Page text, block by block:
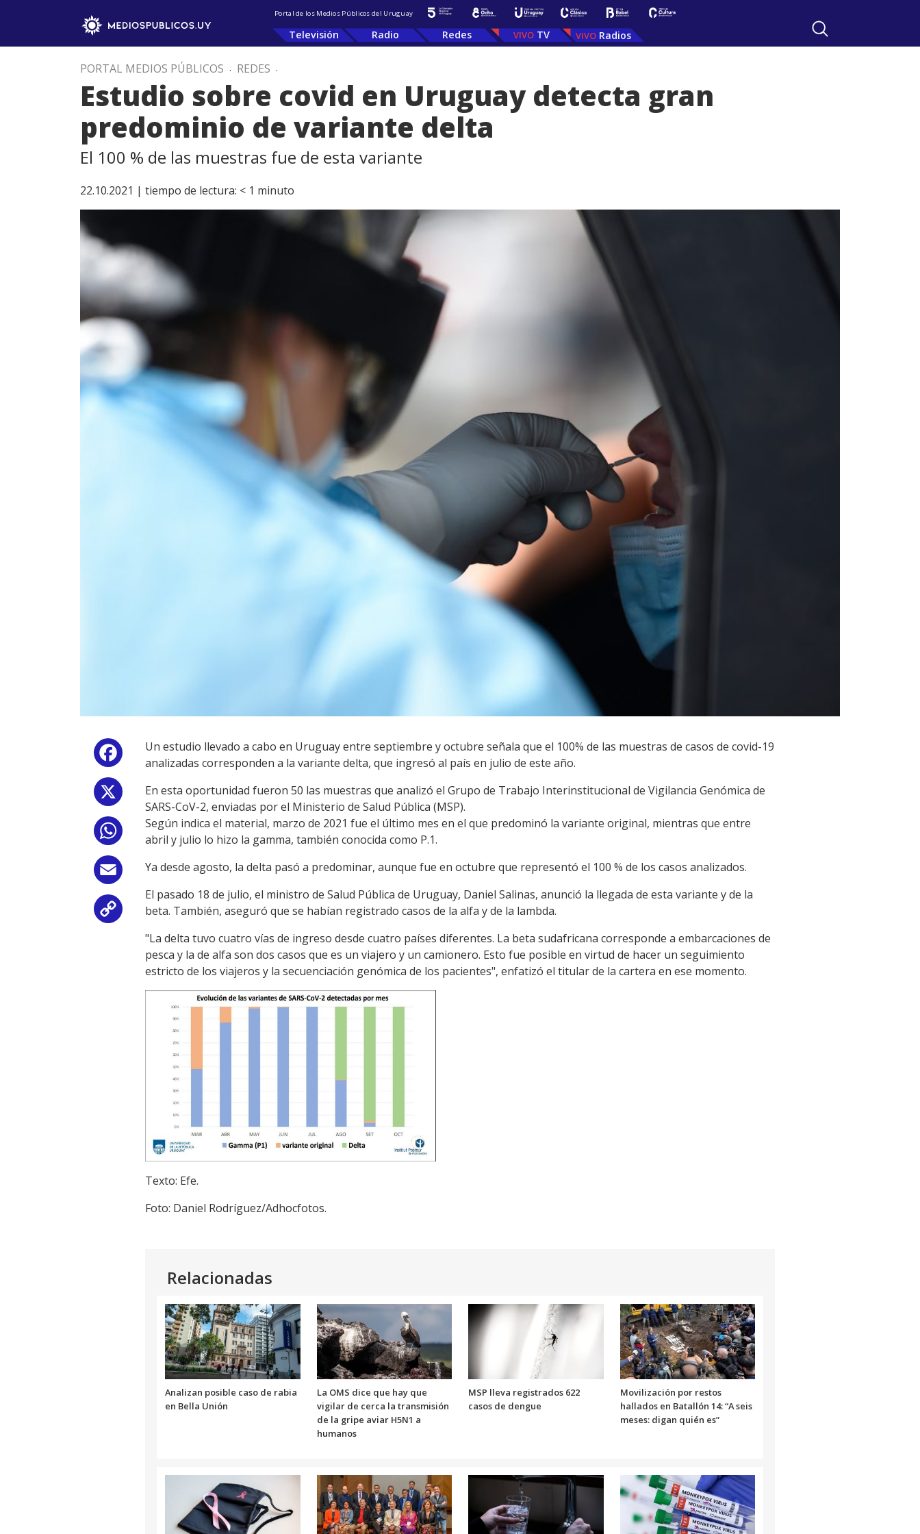
Portal de los Medios Públicos del Uruguay
Televisión Radio Redes TV Radios
PORTAL MEDIOS PÚBLICOS . REDES .
Estudio sobre covid en Uruguay detecta gran
predominio de variante delta
El 100 % de las muestras fue de esta variante
22.10.2021 | tiempo de lectura: < 1 minuto
Facebook
WhatsApp
Email
Copy
Link
Un estudio llevado a cabo en Uruguay entre septiembre y octubre señala que el 100% de las muestras de casos de covid-19
analizadas corresponden a la variante delta, que ingresó al país en julio de este año.
En esta oportunidad fueron 50 las muestras que analizó el Grupo de Trabajo Interinstitucional de Vigilancia Genómica de
SARS-CoV-2, enviadas por el Ministerio de Salud Pública (MSP).
Según indica el material, marzo de 2021 fue el último mes en el que predominó la variante original, mientras que entre
abril y julio lo hizo la gamma, también conocida como P.1.
Ya desde agosto, la delta pasó a predominar, aunque fue en octubre que representó el 100 % de los casos analizados.
El pasado 18 de julio, el ministro de Salud Pública de Uruguay, Daniel Salinas, anunció la llegada de esta variante y de la
beta. También, aseguró que se habían registrado casos de la alfa y de la lambda.
"La delta tuvo cuatro vías de ingreso desde cuatro países diferentes. La beta sudafricana corresponde a embarcaciones de
pesca y la de alfa son dos casos que es un viajero y un camionero. Esto fue posible en virtud de hacer un seguimiento
estricto de los viajeros y la secuenciación genómica de los pacientes", enfatizó el titular de la cartera en ese momento.
Texto: Efe.
Foto: Daniel Rodríguez/Adhocfotos.
Relacionadas
Analizan posible caso de rabia
en Bella Unión
La OMS dice que hay que
vigilar de cerca la transmisión
de la gripe aviar H5N1 a
humanos
MSP lleva registrados 622
casos de dengue
Movilización por restos
hallados en Batallón 14: “A seis
meses: digan quién es”